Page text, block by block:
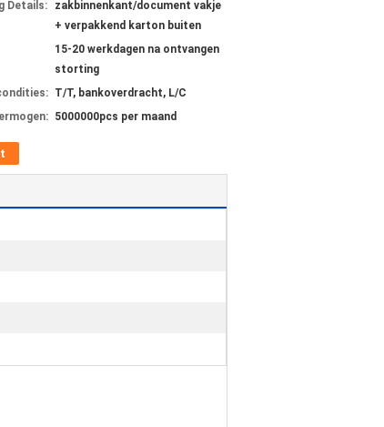
Details:
zakbinnenkant/document vakje
+ verpakkend karton buiten
15-20 werkdagen na ontvangen
storting
T/T, bankoverdracht, L/C
5000000pcs per maand